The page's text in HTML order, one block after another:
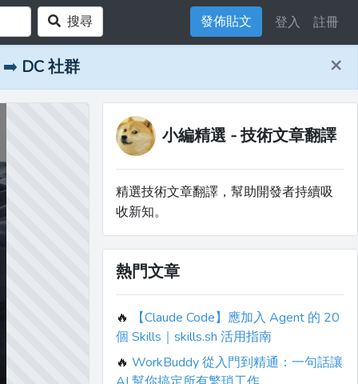
搜尋 發佈貼文 登入 註冊
➡️ DC 社群 ×
小編精選 - 技術文章翻譯
精選技術文章翻譯，幫助開發者持續吸
收新知。
熱門文章
🔥
【Claude Code】應加入 Agent 的 20
個 Skills｜skills.sh 活用指南
🔥 WorkBuddy 從入門到精通：一句話讓